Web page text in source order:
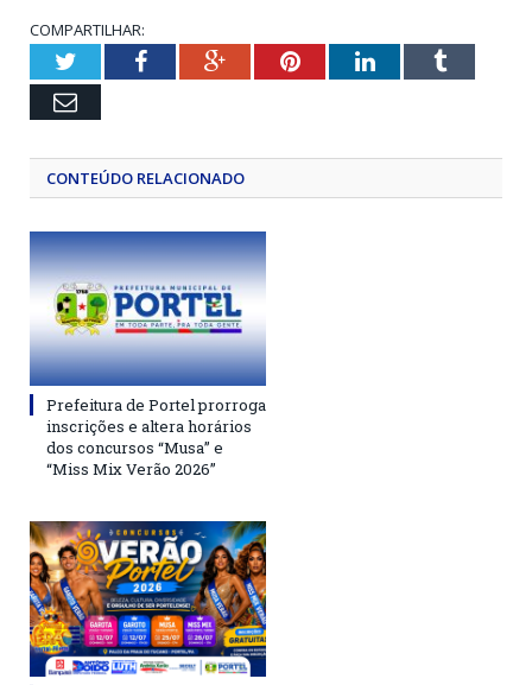
COMPARTILHAR:
TwitterFacebookGoogle+PinterestLinkedInTumblr
Email
CONTEÚDO RELACIONADO
Prefeitura de Portel prorroga
inscrições e altera horários
dos concursos “Musa” e
“Miss Mix Verão 2026”